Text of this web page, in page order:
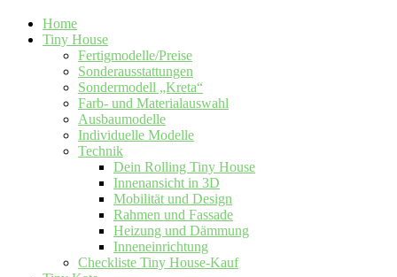
Home
Tiny House
Fertigmodelle/Preise
Sonderausstattungen
Sondermodell „Kreta“
Farb- und Materialauswahl
Ausbaumodelle
Individuelle Modelle
Technik
Dein Rolling Tiny House
Innenansicht in 3D
Mobilität und Design
Rahmen und Fassade
Heizung und Dämmung
Inneneinrichtung
Checkliste Tiny House-Kauf